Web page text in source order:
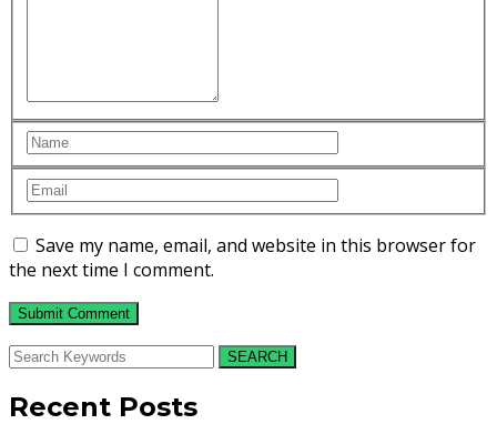
Save my name, email, and website in this browser for
the next time I comment.
SEARCH
Recent Posts